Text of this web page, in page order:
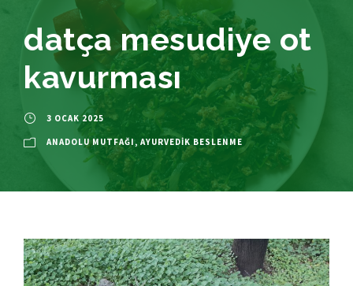
datça mesudiye ot
kavurması
3 OCAK 2025
ANADOLU MUTFAĞI, AYURVEDIK BESLENME